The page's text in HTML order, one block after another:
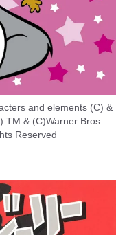
and elements (C) &
TM & (C)Warner Bros.
Reserved